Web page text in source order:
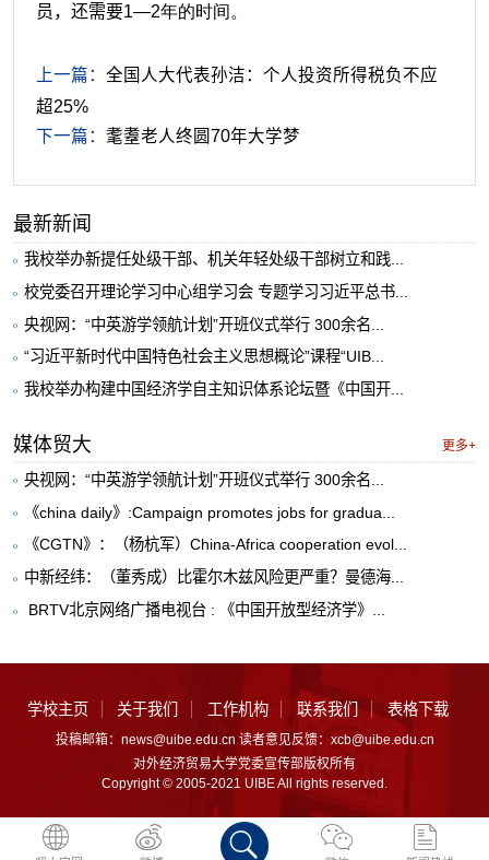
员，还需要1—2年的时间。
上一篇： 全国人大代表孙洁：个人投资所得税负不应
超25%
下一篇： 耄耋老人终圆70年大学梦
最新新闻
我校举办新提任处级干部、机关年轻处级干部树立和践...
校党委召开理论学习中心组学习会 专题学习习近平总书...
央视网：“中英游学领航计划”开班仪式举行 300余名...
“习近平新时代中国特色社会主义思想概论”课程“UIB...
我校举办构建中国经济学自主知识体系论坛暨《中国开...
媒体贸大 更多+
央视网：“中英游学领航计划”开班仪式举行 300余名...
《china daily》:Campaign promotes jobs for gradua...
《CGTN》：（杨杭军）China-Africa cooperation evol...
中新经纬：（董秀成）比霍尔木兹风险更严重？曼德海...
​ BRTV北京网络广播电视台 : 《中国开放型经济学》...
学校主页 关于我们 工作机构 联系我们 表格下载
投稿邮箱：news@uibe.edu.cn 读者意见反馈：xcb@uibe.edu.cn
对外经济贸易大学党委宣传部版权所有
Copyright © 2005-2021 UIBE All rights reserved.